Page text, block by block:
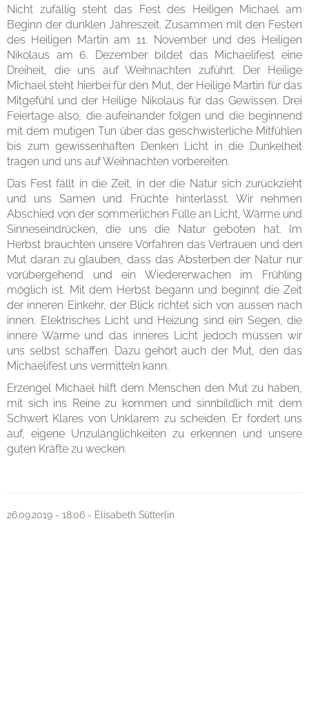
Nicht zufällig steht das Fest des Heiligen Michael am
Beginn der dunklen Jahreszeit. Zusammen mit den Festen
des Heiligen Martin am 11. November und des Heiligen
Nikolaus am 6. Dezember bildet das Michaelifest eine
Dreiheit, die uns auf Weihnachten zuführt. Der Heilige
Michael steht hierbei für den Mut, der Heilige Martin für das
Mitgefühl und der Heilige Nikolaus für das Gewissen. Drei
Feiertage also, die aufeinander folgen und die beginnend
mit dem mutigen Tun über das geschwisterliche Mitfühlen
bis zum gewissenhaften Denken Licht in die Dunkelheit
tragen und uns auf Weihnachten vorbereiten.
Das Fest fällt in die Zeit, in der die Natur sich zurückzieht
und uns Samen und Früchte hinterlässt. Wir nehmen
Abschied von der sommerlichen Fülle an Licht, Wärme und
Sinneseindrücken, die uns die Natur geboten hat. Im
Herbst brauchten unsere Vorfahren das Vertrauen und den
Mut daran zu glauben, dass das Absterben der Natur nur
vorübergehend und ein Wiedererwachen im Frühling
möglich ist. Mit dem Herbst begann und beginnt die Zeit
der inneren Einkehr, der Blick richtet sich von aussen nach
innen. Elektrisches Licht und Heizung sind ein Segen, die
innere Wärme und das inneres Licht jedoch müssen wir
uns selbst schaffen. Dazu gehört auch der Mut, den das
Michaelifest uns vermitteln kann.
Erzengel Michael hilft dem Menschen den Mut zu haben,
mit sich ins Reine zu kommen und sinnbildlich mit dem
Schwert Klares von Unklarem zu scheiden. Er fordert uns
auf, eigene Unzulänglichkeiten zu erkennen und unsere
guten Kräfte zu wecken.
26.09.2019 - 18:06 - Elisabeth Sütterlin